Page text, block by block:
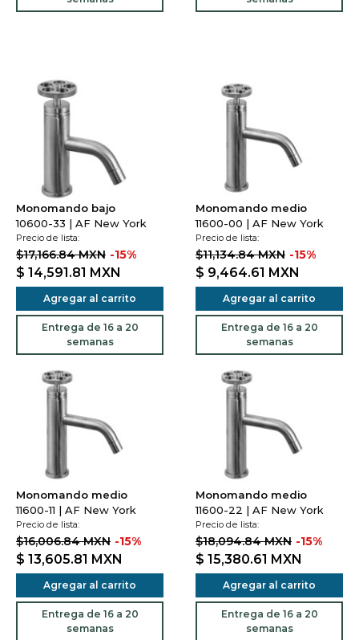
Monomando bajo
10600-33 | AF New York
Precio de lista:
$17,166.84 MXN -15%
$ 14,591.81 MXN
Agregar al carrito
Entrega de 16 a 20
semanas
Monomando medio
11600-00 | AF New York
Precio de lista:
$11,134.84 MXN -15%
$ 9,464.61 MXN
Agregar al carrito
Entrega de 16 a 20
semanas
Monomando medio
11600-11 | AF New York
Precio de lista:
$16,006.84 MXN -15%
$ 13,605.81 MXN
Agregar al carrito
Entrega de 16 a 20
semanas
Monomando medio
11600-22 | AF New York
Precio de lista:
$18,094.84 MXN -15%
$ 15,380.61 MXN
Agregar al carrito
Entrega de 16 a 20
semanas